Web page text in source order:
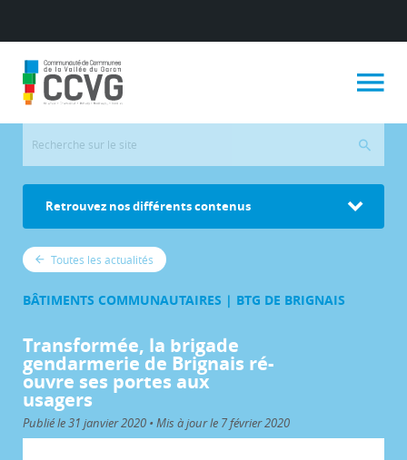
Retrouvez nos différents contenus
Toutes les actualités
BÂTIMENTS COMMUNAUTAIRES | BTG DE BRIGNAIS
Transformée, la brigade
gendarmerie de Brignais ré-
ouvre ses portes aux
usagers
Publié le 31 janvier 2020 • Mis à jour le 7 février 2020